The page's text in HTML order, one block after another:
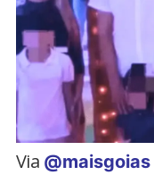
Via @maisgoias